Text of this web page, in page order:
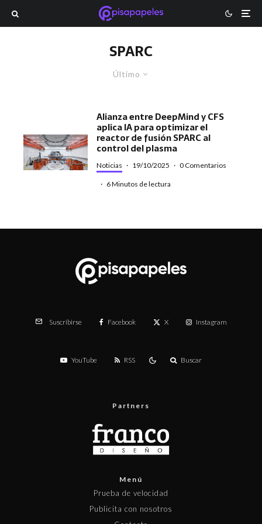
SPARC
Último
Alianza entre DeepMind y CFS
aplica IA para optimizar el
reactor de fusión SPARC al
control del plasma
Noticias · 19/10/2025 · 0 Comentarios
· 6 Minutos de lectura
Suscribirse Facebook X Instagram
YouTube RSS Buscar
Partners
Menú
Prueba de velocidad
Publicita con nosotros